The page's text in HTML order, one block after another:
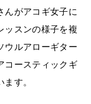
んがアコギ女子に
ッスンの様子を複
ウルアローギター
コースティックギ
す。